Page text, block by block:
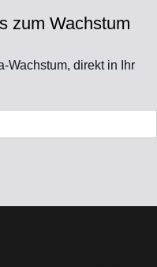
zum Wachstum
Wachstum, direkt in Ihr